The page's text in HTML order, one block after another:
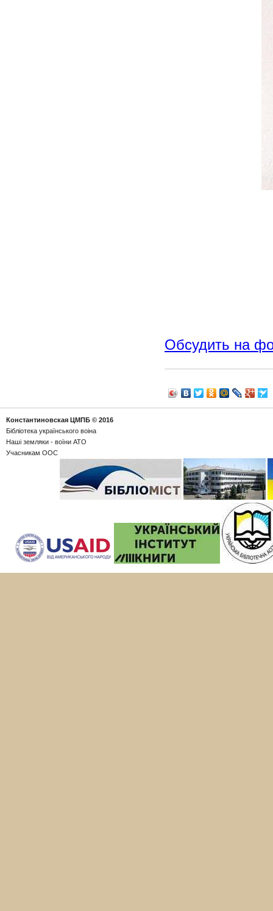
Обсудить на
Константиновская ЦМПБ © 2016
Бібліотека українського воіна
Наші земляки - воїни АТО
Учасникам ООС